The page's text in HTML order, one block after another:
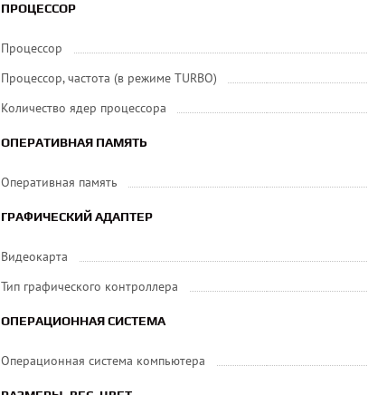
ПРОЦЕССОР
Процессор
Процессор, частота (в режиме TURBO)
Количество ядер процессора
ОПЕРАТИВНАЯ ПАМЯТЬ
Оперативная память
ГРАФИЧЕСКИЙ АДАПТЕР
Видеокарта
Тип графического контроллера
ОПЕРАЦИОННАЯ СИСТЕМА
Операционная система компьютера